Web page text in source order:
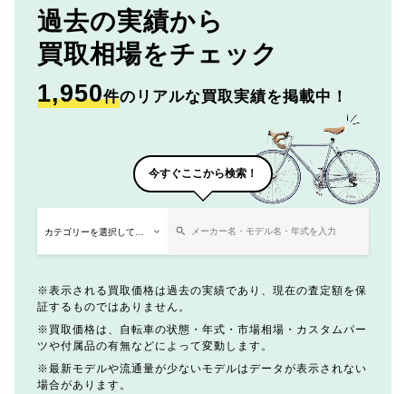
過去の実績から
買取相場をチェック
1,950件のリアルな買取実績を掲載中！
今すぐここから検索！
表示される買取価格は過去の実績であり、現在の査定額を保
証するものではありません。
買取価格は、自転車の状態・年式・市場相場・カスタムパー
ツや付属品の有無などによって変動します。
最新モデルや流通量が少ないモデルはデータが表示されない
場合があります。